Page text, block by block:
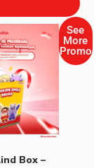
Box –
See
More
Promo